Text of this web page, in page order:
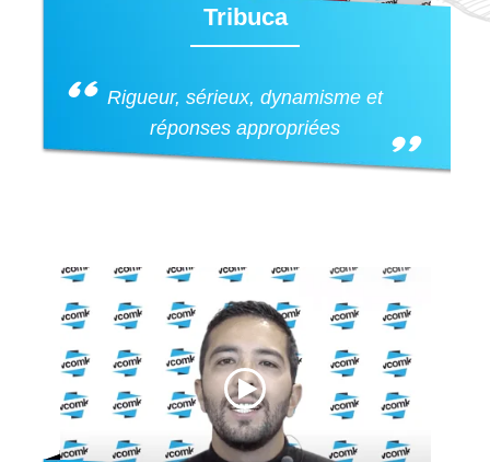
Tribuca
Rigueur, sérieux, dynamisme et
réponses appropriées